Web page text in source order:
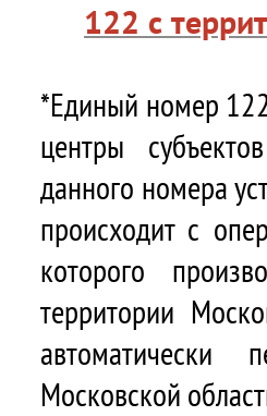
122 с
*Единый номер
центры
данного номера
происходит с
которого
территории
автоматически
Московской